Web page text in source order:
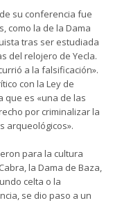
su conferencia fue
como la de la Dama
tras ser estudiada
del relojero de Yecla.
a la falsificación».
con la Ley de
que es «una de las
por criminalizar la
arqueológicos».
para la cultura
la Dama de Baza,
celta o la
se dio paso a un